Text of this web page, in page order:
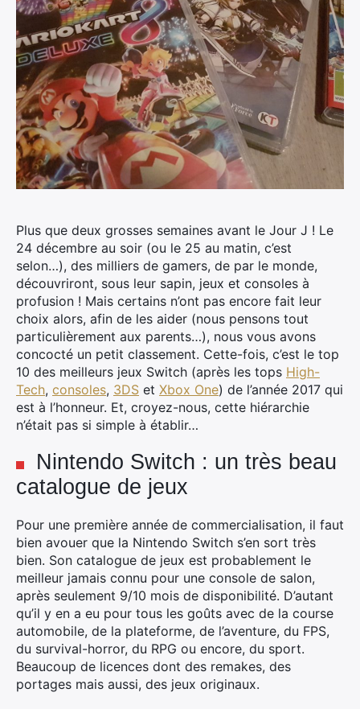
Plus que deux grosses semaines avant le Jour J ! Le
24 décembre au soir (ou le 25 au matin, c’est
selon…), des milliers de gamers, de par le monde,
découvriront, sous leur sapin, jeux et consoles à
profusion ! Mais certains n’ont pas encore fait leur
choix alors, afin de les aider (nous pensons tout
particulièrement aux parents…), nous vous avons
concocté un petit classement. Cette-fois, c’est le top
10 des meilleurs jeux Switch (après les tops High-
Tech, consoles, 3DS et Xbox One) de l’année 2017 qui
est à l’honneur. Et, croyez-nous, cette hiérarchie
n’était pas si simple à établir…
Nintendo Switch : un très beau
catalogue de jeux
Pour une première année de commercialisation, il faut
bien avouer que la Nintendo Switch s’en sort très
bien. Son catalogue de jeux est probablement le
meilleur jamais connu pour une console de salon,
après seulement 9/10 mois de disponibilité. D’autant
qu’il y en a eu pour tous les goûts avec de la course
automobile, de la plateforme, de l’aventure, du FPS,
du survival-horror, du RPG ou encore, du sport.
Beaucoup de licences dont des remakes, des
portages mais aussi, des jeux originaux.